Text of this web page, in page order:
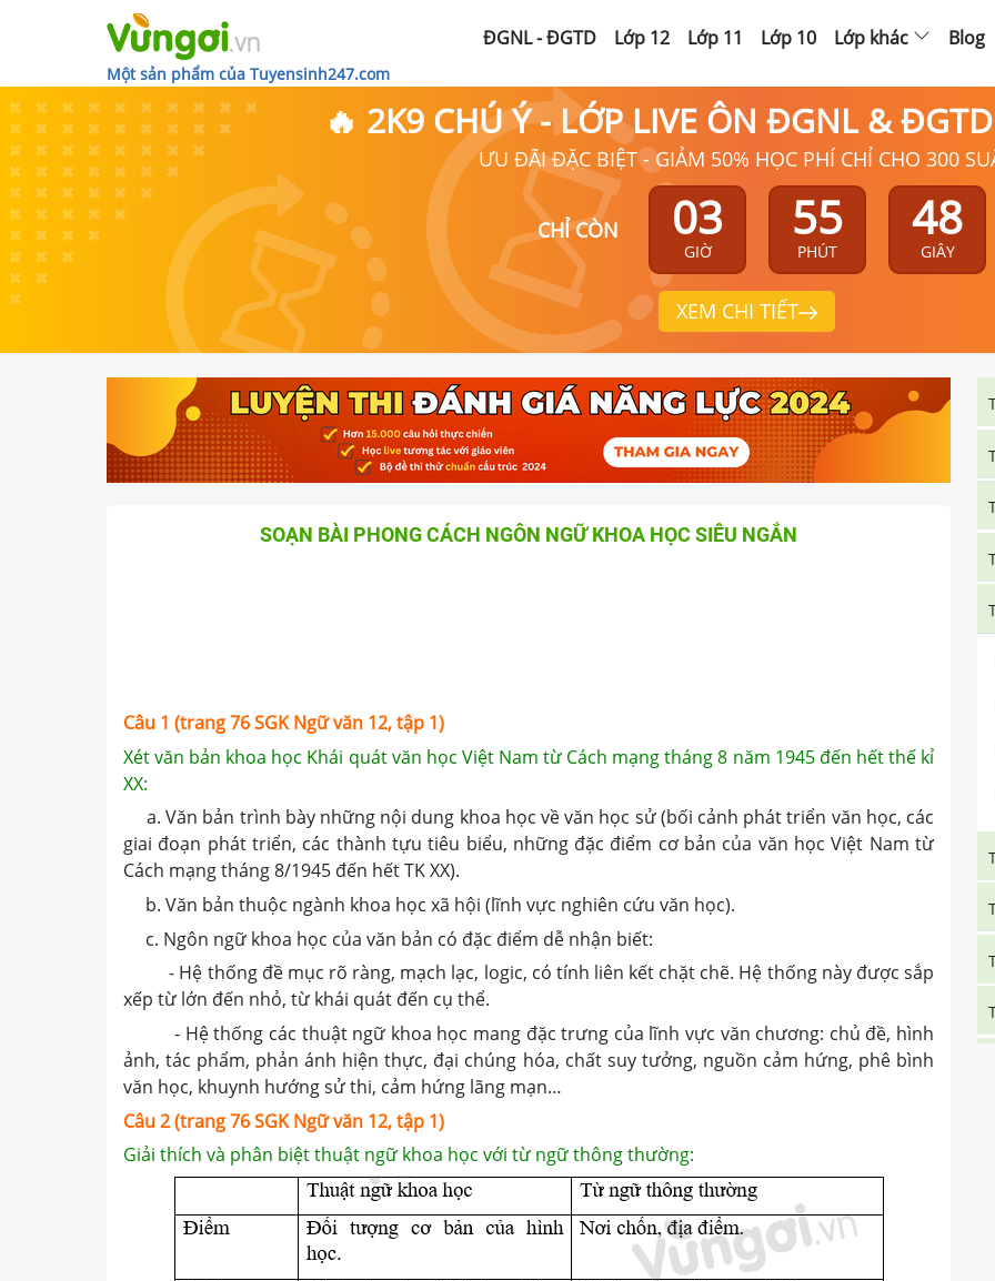
Một sản phẩm của Tuyensinh247.com
ĐGNL - ĐGTD Lớp 12 Lớp 11 Lớp 10 Lớp khác Blog
🔥 2K9 CHÚ Ý - LỚP LIVE ÔN ĐGNL &
ƯU ĐÃI ĐẶC BIỆT - GIẢM 50% HỌC PHÍ CHỈ CHO 300
CHỈ CÒN 03
GIỜ
55
PHÚT
47
GIÂY
XEM CHI TIẾT
SOẠN BÀI PHONG CÁCH NGÔN NGỮ KHOA HỌC SIÊU NGẮN
Câu 1 (trang 76 SGK Ngữ văn 12, tập 1)
Xét văn bản khoa học Khái quát văn học Việt Nam từ Cách mạng tháng 8 năm 1945 đến hết thế kỉ
XX:
a. Văn bản trình bày những nội dung khoa học về văn học sử (bối cảnh phát triển văn học, các
giai đoạn phát triển, các thành tựu tiêu biểu, những đặc điểm cơ bản của văn học Việt Nam từ
Cách mạng tháng 8/1945 đến hết TK XX).
b. Văn bản thuộc ngành khoa học xã hội (lĩnh vực nghiên cứu văn học).
c. Ngôn ngữ khoa học của văn bản có đặc điểm dễ nhận biết:
- Hệ thống đề mục rõ ràng, mạch lạc, logic, có tính liên kết chặt chẽ. Hệ thống này được sắp
xếp từ lớn đến nhỏ, từ khái quát đến cụ thể.
- Hệ thống các thuật ngữ khoa học mang đặc trưng của lĩnh vực văn chương: chủ đề, hình
ảnh, tác phẩm, phản ánh hiện thực, đại chúng hóa, chất suy tưởng, nguồn cảm hứng, phê bình
văn học, khuynh hướng sử thi, cảm hứng lãng mạn…
Câu 2 (trang 76 SGK Ngữ văn 12, tập 1)
Giải thích và phân biệt thuật ngữ khoa học với từ ngữ thông thường: